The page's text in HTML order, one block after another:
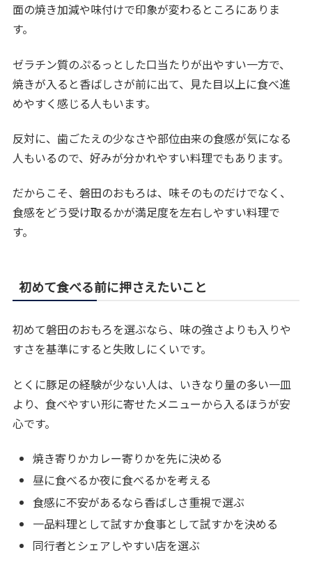
面の焼き加減や味付けで印象が変わるところにありま
す。
ゼラチン質のぷるっとした口当たりが出やすい一方で、
焼きが入ると香ばしさが前に出て、見た目以上に食べ進
めやすく感じる人もいます。
反対に、歯ごたえの少なさや部位由来の食感が気になる
人もいるので、好みが分かれやすい料理でもあります。
だからこそ、磐田のおもろは、味そのものだけでなく、
食感をどう受け取るかが満足度を左右しやすい料理で
す。
初めて食べる前に押さえたいこと
初めて磐田のおもろを選ぶなら、味の強さよりも入りや
すさを基準にすると失敗しにくいです。
とくに豚足の経験が少ない人は、いきなり量の多い一皿
より、食べやすい形に寄せたメニューから入るほうが安
心です。
焼き寄りかカレー寄りかを先に決める
昼に食べるか夜に食べるかを考える
食感に不安があるなら香ばしさ重視で選ぶ
一品料理として試すか食事として試すかを決める
同行者とシェアしやすい店を選ぶ